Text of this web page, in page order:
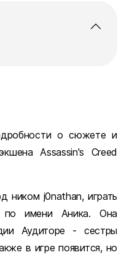
о сюжете и
Assassin's Creed
ником j0nathan, играть
по имени Аника. Она
Аудиторе - сестры
в игре появится, но